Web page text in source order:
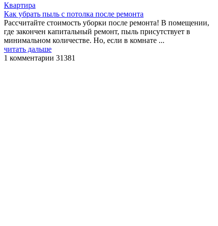
Квартира
Как убрать пыль с потолка после ремонта
Рассчитайте стоимость уборки после ремонта! В помещении,
где закончен капитальный ремонт, пыль присутствует в
минимальном количестве. Но, если в комнате ...
читать дальше
1 комментарии 31381